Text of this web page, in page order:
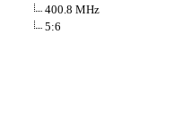
400.8 MHz
5:6